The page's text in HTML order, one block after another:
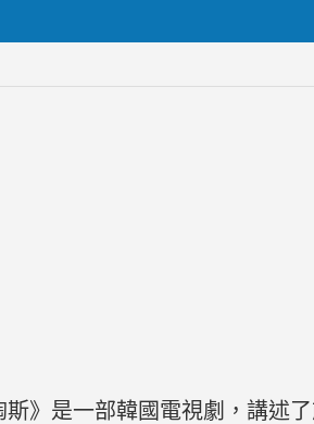
斯》是一部韓國電視劇，講述